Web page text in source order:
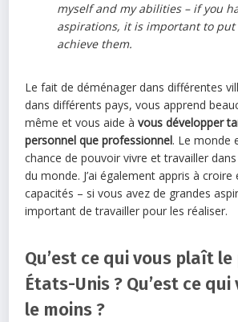
myself and my abilities – if you
aspirations, it is important to
achieve them.
Le fait de déménager dans différentes
dans différents pays, vous apprend
même et vous aide àvous développer
personnel que professionnel. Le monde
chance de pouvoir vivre et travailler
du monde. J’ai également appris à
capacités – si vous avez de grandes
important de travailler pour les réaliser.
Qu’est ce qui vous plaît
États-Unis ? Qu’est ce
le moins ?